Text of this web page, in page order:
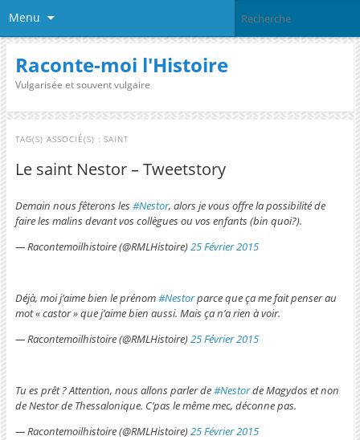
Menu
Raconte-moi l'Histoire
Vulgarisée et souvent vulgaire
TAG(S) ASSOCIÉ(S) : SAINT
Le saint Nestor – Tweetstory
Demain nous fêterons les#Nestor, alors je vous offre la possibilité de
faire les malins devant vos collègues ou vos enfants (bin quoi?).
— Racontemoilhistoire (@RMLHistoire)25 Février 2015
Déjà, moi j’aime bien le prénom#Nestorparce que ça me fait penser au
mot « castor » que j’aime bien aussi. Mais ça n’a rien à voir.
— Racontemoilhistoire (@RMLHistoire)25 Février 2015
Tu es prêt ? Attention, nous allons parler de#Nestorde Magydos et non
de Nestor de Thessalonique. C’pas le même mec, déconne pas.
— Racontemoilhistoire (@RMLHistoire)25 Février 2015